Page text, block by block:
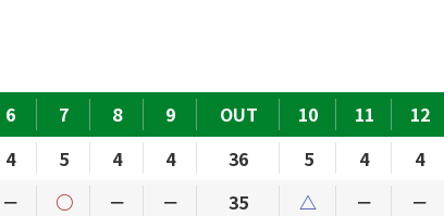
6 7 8 9
OUT
4 5 4 4
36
－ ○ － －
35
10 11 12
5
4 4
△
－ －